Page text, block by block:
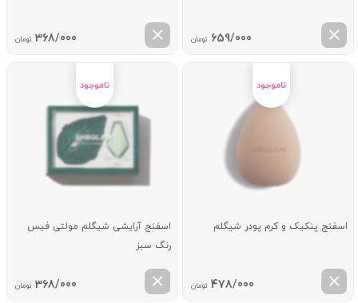
659/000 تومان 368/000 تومان
اسفنج پنکیک و کرم پودر شیگلم
478/000 تومان
اسفنج آرایشی شیگلم مولتی فیس
رنگ سبز
368/000 تومان